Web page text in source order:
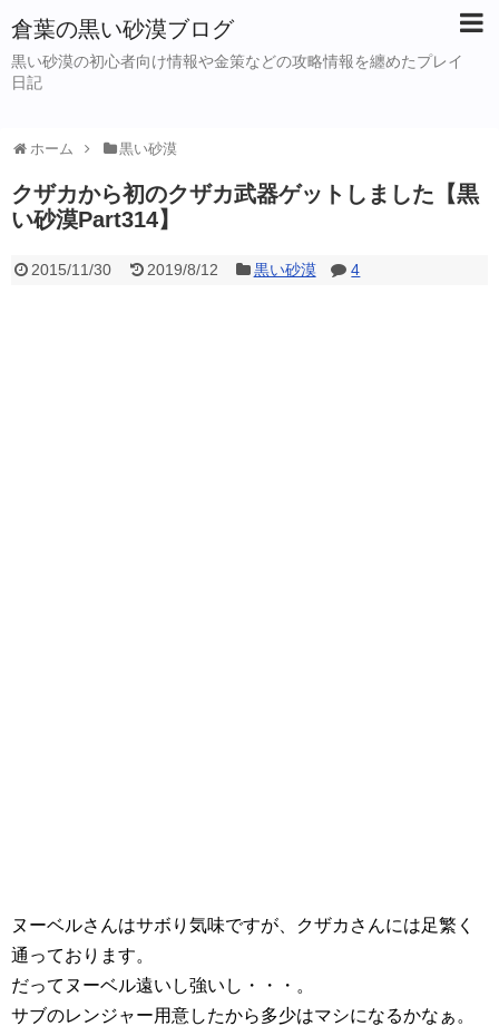
倉葉の黒い砂漠ブログ
黒い砂漠の初心者向け情報や金策などの攻略情報を纏めたプレイ
日記
ホーム 黒い砂漠
クザカから初のクザカ武器ゲットしました【黒
い砂漠Part314】
2015/11/30 2019/8/12 黒い砂漠 4
ヌーベルさんはサボり気味ですが、クザカさんには足繁く
通っております。
だってヌーベル遠いし強いし・・・。
サブのレンジャー用意したから多少はマシになるかなぁ。